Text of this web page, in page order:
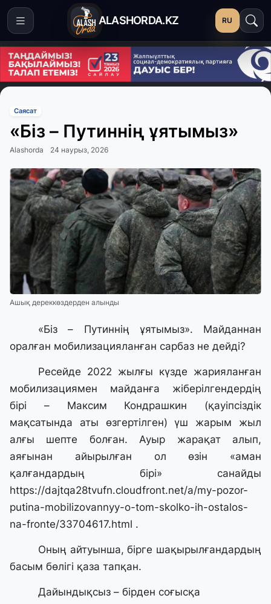
ALASHORDA.KZ RU
Саясат
«Біз – Путиннің ұятымыз»
Alashorda 24 наурыз, 2026
Ашық дереккөздерден алынды
«Біз – Путиннің ұятымыз». Майданнан
оралған мобилизацияланған сарбаз не дейді?
Ресейде 2022 жылғы күзде жарияланған
мобилизациямен майданға жіберілгендердің
бірі – Максим Кондрашкин (қауіпсіздік
мақсатында аты өзгертілген) үш жарым жыл
алғы шепте болған. Ауыр жарақат алып,
аяғынан айырылған ол өзін «аман
қалғандардың бірі» санайды
https://dajtqa28tvufn.cloudfront.net/a/my-pozor-
putina-mobilizovannyy-o-tom-skolko-ih-ostalos-
na-fronte/33704617.html .
Оның айтуынша, бірге шақырылғандардың
басым бөлігі қаза тапқан.
Дайындықсыз – бірден соғысқа